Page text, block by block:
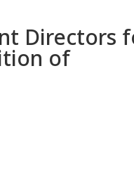
Directors
of